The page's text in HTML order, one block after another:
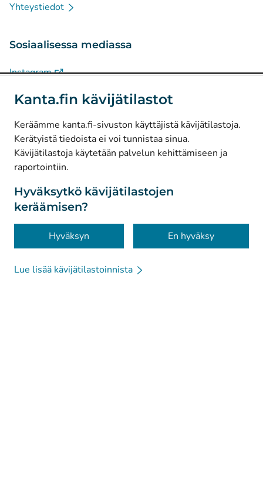
Kanta.fin kävijätilastot
Keräämme kanta.fi-sivuston käyttäjistä kävijätilastoja.
Kerätyistä tiedoista ei voi tunnistaa sinua.
Kävijätilastoja käytetään palvelun kehittämiseen ja
raportointiin.
Hyväksytkö kävijätilastojen
keräämisen?
Hyväksyn En hyväksy
Lue lisää kävijätilastoinnista
Yhteystiedot
Sosiaalisessa mediassa
Instagram(Avautuu uuteen välilehteen)
Facebook(Avautuu uuteen välilehteen)
© Kanta-Palvelut, Kansaneläkelaitos
Tietosuoja
Tietoa sivustosta
Saavutettavuus
Evästeet